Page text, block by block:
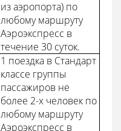
из аэропорта) по
любому маршруту
Аэроэкспресс в
течение 30 суток.
1 поездка в Стандарт
классе группы
пассажиров не
более 2-х человек по
любому маршруту
Аэроэкспресс в